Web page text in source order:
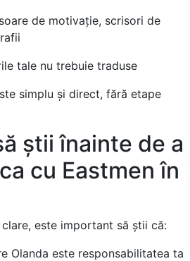
de motivație, scrisori de
tale nu trebuie traduse
simplu și direct, fără etape
știi înainte de a
cu Eastmen în
este important să știi că:
Olanda este responsabilitatea ta